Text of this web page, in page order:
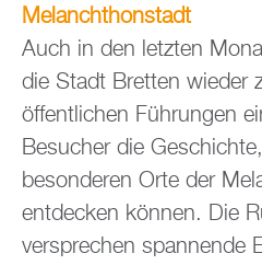
Melanchthonstadt
Auch in den letzten
die Stadt Bretten wieder
öffentlichen Führungen
Besucher die
besonderen Orte der
entdecken können. Die
versprechen spannende